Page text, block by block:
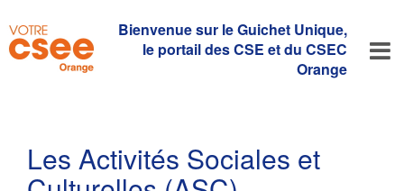
Bienvenue sur le Guichet Unique,
le portail des CSE et du CSEC
Orange
Les Activités Sociales et